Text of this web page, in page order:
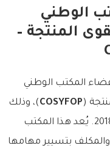
الوطني
المنتجة –
المكتب الوطني
(
COSYFOP)، وذلك
في أعقاب عملية إعادة الهيكلة لسنة 2018. يُعد هذا المكتب
والمكلف بتسيير مهامها